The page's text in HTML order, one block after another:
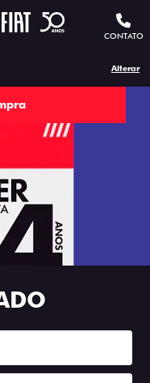
CONTATO
Alterar